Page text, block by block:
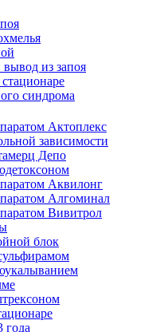
из запоя
синдрома
Актоплекс
зависимости
Депо
Аквилонг
Алгоминал
Вивитрол
блок
года